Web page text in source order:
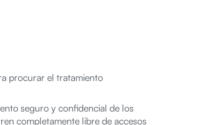
procurar el tratamiento
seguro y confidencial de los
completamente libre de accesos